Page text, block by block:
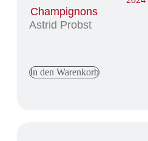
Champignons
Astrid Probst
In den Warenkorb